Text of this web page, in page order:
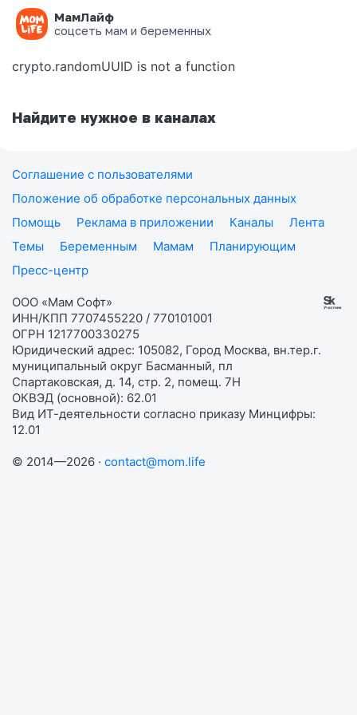
МамЛайф
соцсеть мам и беременных
Ошибка на странице
crypto.randomUUID is not a function
Найдите нужное в каналах
Соглашение с пользователями
Положение об обработке персональных данных
Помощь
Реклама в приложении Каналы
Лента
Темы
Беременным Мамам
Планирующим
Пресс-центр
ООО «Мам Софт»
ИНН/КПП 7707455220 / 770101001
ОГРН 1217700330275
Юридический адрес: 105082, Город Москва, вн.тер.г.
муниципальный округ Басманный, пл
Спартаковская, д. 14, стр. 2, помещ. 7Н
ОКВЭД (основной): 62.01
Вид ИТ-деятельности согласно приказу Минцифры:
12.01
© 2014—2026 · contact@mom.life